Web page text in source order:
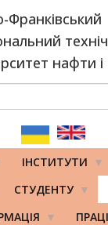
Франківський
нафти і
ІНСТИТУТИ
СТУДЕНТУ